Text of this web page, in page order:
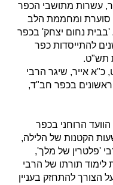
עשרות מתושבי הכפר
סוערת ומחממת הלב
'בבית נחום יצחק' בכפר
להתייסדות כפר
תש"ט.
אייר, שיגר הרבי
בכפר חב"ד,
הרוחני בכפר
הקטנות של הלילה,
'פלטרין של מלך',
תורתו של הרבי
הצורך להתחזק בעניין